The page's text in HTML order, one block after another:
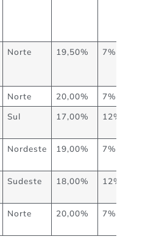
Norte 19,50% 7%
Norte 20,00%
7%
Sul 17,00% 12%
Nordeste 19,00% 7%
Sudeste 18,00% 12%
Norte 20,00% 7%